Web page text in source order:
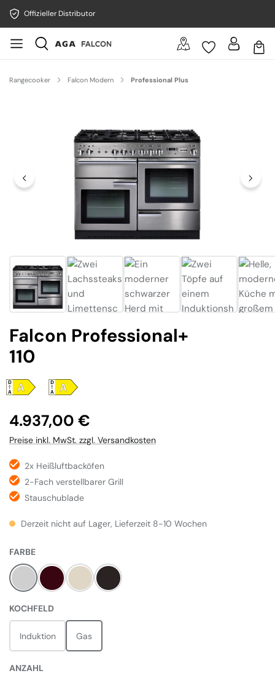
Offizieller Distributor
Rangecooker Falcon Modern Professional Plus
Falcon Professional+
110
Regulärer Preis:
4.937,00 €
Preise inkl. MwSt. zzgl. Versandkosten
2x Heißluftbacköfen
2-Fach verstellbarer Grill
Stauschublade
Derzeit nicht auf Lager, Lieferzeit 8-10 Wochen
FARBEAUSWÄHLEN
Steel CranberryCream Black
KOCHFELDAUSWÄHLEN
Induktion Gas
ANZAHL